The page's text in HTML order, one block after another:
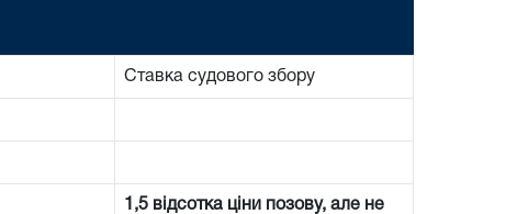
Ставка судового збору
1,5 відсотка ціни позову, але не